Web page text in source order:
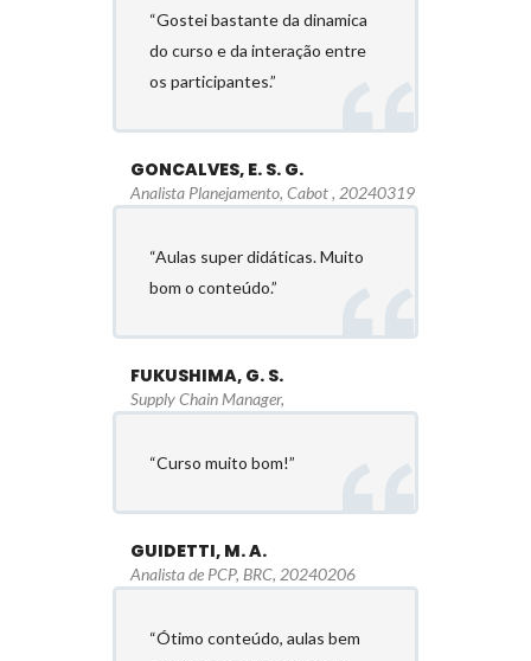
“Gostei bastante da dinamica
do curso e da interação entre
os participantes.”
GONCALVES, E. S. G.
Analista Planejamento, Cabot , 20240319
“Aulas super didáticas. Muito
bom o conteúdo.”
FUKUSHIMA, G. S.
Supply Chain Manager,
“Curso muito bom!”
GUIDETTI, M. A.
Analista de PCP, BRC, 20240206
“Ótimo conteúdo, aulas bem